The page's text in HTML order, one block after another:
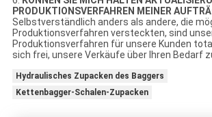
PRODUKTIONSVERFAHREN MEINER
Selbstverständlich anders als andere, die
Produktionsverfahren versteckten, sind
Produktionsverfahren für unsere Kunden
sich frei, unsere Verkäufe über Ihren Bedarf
Hydraulisches Zupacken des Baggers
Kettenbagger-Schalen-Zupacken